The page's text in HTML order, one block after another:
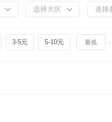
选择大区 选择
3-5元 5-10元 -